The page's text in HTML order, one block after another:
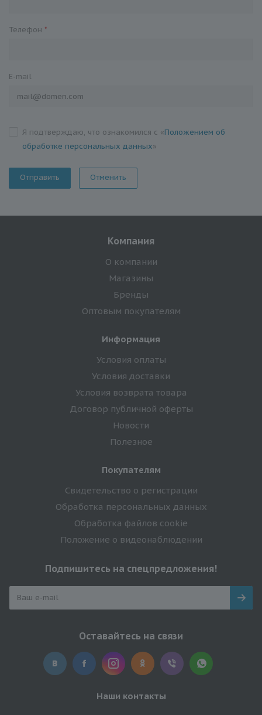
Телефон *
E-mail
Я подтверждаю, что ознакомился с «Положением об
обработке персональных данных»
Отменить
Компания
О компании
Магазины
Бренды
Оптовым покупателям
Информация
Условия оплаты
Условия доставки
Условия возврата товара
Договор публичной оферты
Новости
Полезное
Покупателям
Свидетельство о регистрации
Обработка персональных данных
Обработка файлов cookie
Положение о видеонаблюдении
Подпишитесь на спецпредложения!
Оставайтесь на связи
Наши контакты